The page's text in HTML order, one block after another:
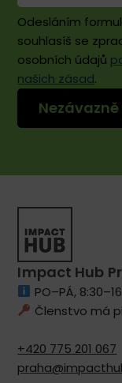
Odesláním
souhlasíš se
osobních údajů
našich zásad.
Impact Hub
PO–PÁ,
Členstvo má
+420 775 201 067